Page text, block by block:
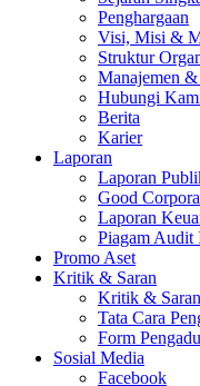
Penghargaan
Visi, Misi &
Struktur
Manajemen &
Hubungi
Berita
Karier
Laporan
Laporan
Good
Laporan
Piagam Audit
Promo Aset
Kritik & Saran
Kritik &
Tata Cara
Form
Sosial Media
Facebook